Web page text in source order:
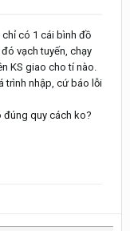
có 1 cái bình đồ
vạch tuyến, chạy
KS giao cho tí nào.
trình nhập, cứ báo lỗi
đúng quy cách ko?